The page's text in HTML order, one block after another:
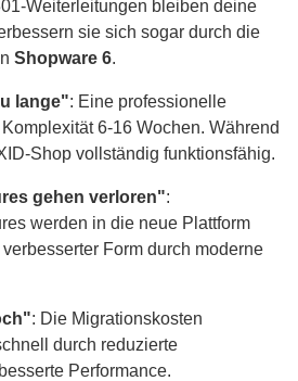
Weiterleitungen bleiben deine
sie sich sogar durch die
Shopware 6.
lange": Eine professionelle
6-16 Wochen. Während
Shop vollständig funktionsfähig.
gehen verloren":
werden in die neue Plattform
Form durch moderne
: Die Migrationskosten
durch reduzierte
Performance.